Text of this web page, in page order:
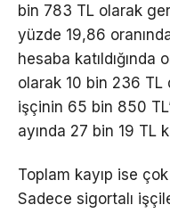
bin 783 TL olarak
yüzde 19,86
hesaba
olarak 10 bin 236 TL
işçinin 65 bin 850
ayında 27 bin 19 TL
Toplam kayıp ise
Sadece sigortalı